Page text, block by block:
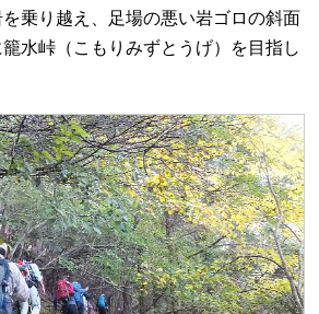
乗り越え、足場の悪い岩ゴロの斜面
水峠（こもりみずとうげ）を目指し